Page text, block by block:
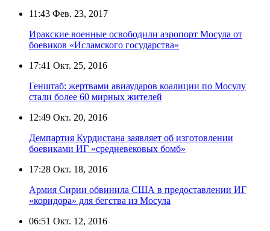
11:43 Фев. 23, 2017
Иракские военные освободили аэропорт Мосула от
боевиков «Исламского государства»
17:41 Окт. 25, 2016
Генштаб: жертвами авиаударов коалиции по Мосулу
стали более 60 мирных жителей
12:49 Окт. 20, 2016
Демпартия Курдистана заявляет об изготовлении
боевиками ИГ «средневековых бомб»
17:28 Окт. 18, 2016
Армия Сирии обвинила США в предоставлении ИГ
«коридора» для бегства из Мосула
06:51 Окт. 12, 2016